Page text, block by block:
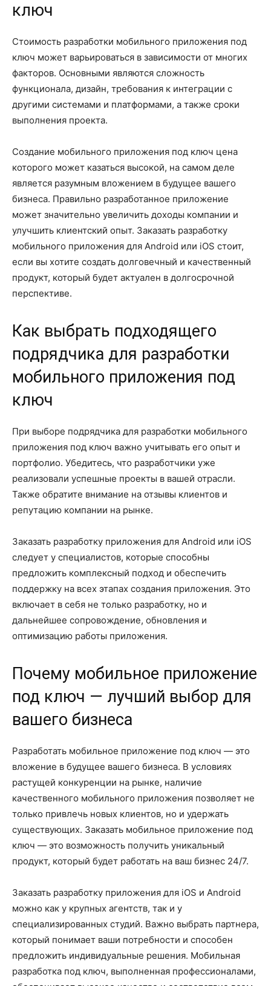
ключ
Стоимость разработки мобильного приложения под
ключ может варьироваться в зависимости от многих
факторов. Основными являются сложность
функционала, дизайн, требования к интеграции с
другими системами и платформами, а также сроки
выполнения проекта.
Создание мобильного приложения под ключ цена
которого может казаться высокой, на самом деле
является разумным вложением в будущее вашего
бизнеса. Правильно разработанное приложение
может значительно увеличить доходы компании и
улучшить клиентский опыт. Заказать разработку
мобильного приложения для Android или iOS стоит,
если вы хотите создать долговечный и качественный
продукт, который будет актуален в долгосрочной
перспективе.
Как выбрать подходящего
подрядчика для разработки
мобильного приложения под
ключ
При выборе подрядчика для разработки мобильного
приложения под ключ важно учитывать его опыт и
портфолио. Убедитесь, что разработчики уже
реализовали успешные проекты в вашей отрасли.
Также обратите внимание на отзывы клиентов и
репутацию компании на рынке.
Заказать разработку приложения для Android или iOS
следует у специалистов, которые способны
предложить комплексный подход и обеспечить
поддержку на всех этапах создания приложения. Это
включает в себя не только разработку, но и
дальнейшее сопровождение, обновления и
оптимизацию работы приложения.
Почему мобильное приложение
под ключ — лучший выбор для
вашего бизнеса
Разработать мобильное приложение под ключ — это
вложение в будущее вашего бизнеса. В условиях
растущей конкуренции на рынке, наличие
качественного мобильного приложения позволяет не
только привлечь новых клиентов, но и удержать
существующих. Заказать мобильное приложение под
ключ — это возможность получить уникальный
продукт, который будет работать на ваш бизнес 24/7.
Заказать разработку приложения для iOS и Android
можно как у крупных агентств, так и у
специализированных студий. Важно выбрать партнера,
который понимает ваши потребности и способен
предложить индивидуальные решения. Мобильная
разработка под ключ, выполненная профессионалами,